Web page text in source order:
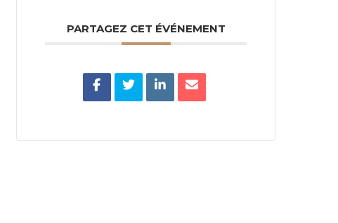
PARTAGEZ CET ÉVÉNEMENT